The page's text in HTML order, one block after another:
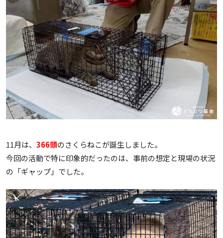
11月は、 366頭のさくらねこが誕生しました。
今回の活動で特に印象的だったのは、事前の想定と現場の状況
の「ギャップ」でした。